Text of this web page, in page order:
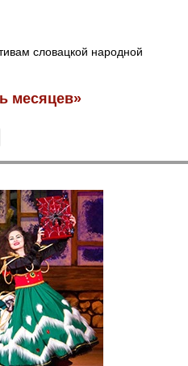
словацкой народной
месяцев»